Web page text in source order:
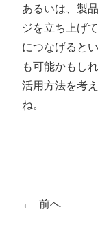
あるいは、製
ジを立ち上げ
につなげると
も可能かもしれ
活用方法を考
ね。
← 前へ